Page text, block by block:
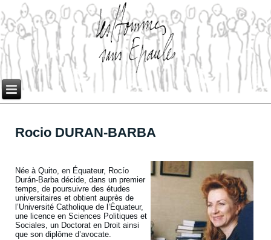
Rocio DURAN-BARBA
Née à Quito, en Équateur, Rocío
Durán-Barba décide, dans un premier
temps, de poursuivre des études
universitaires et obtient auprès de
l’Université Catholique de l’Équateur,
une licence en Sciences Politiques et
Sociales, un Doctorat en Droit ainsi
que son diplôme d’avocate.